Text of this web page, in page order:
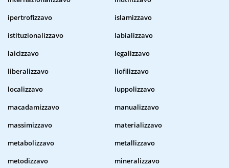
ipertrofizzavo
islamizzavo
istituzionalizzavo
labializzavo
laicizzavo
legalizzavo
liberalizzavo
liofilizzavo
localizzavo
luppolizzavo
macadamizzavo
manualizzavo
massimizzavo
materializzavo
metabolizzavo
metallizzavo
metodizzavo
mineralizzavo